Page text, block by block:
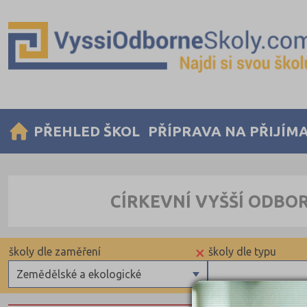
PŘEHLED ŠKOL PŘÍPRAVA NA
CÍRKEVNÍ VYŠŠÍ
školy dle typu
×
Zemědělské a ekologické
školy dle zaměření